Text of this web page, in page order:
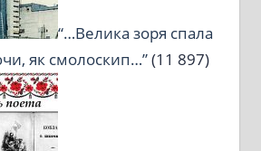
“…Велика зоря спала
як смолоскип…”(11 897)